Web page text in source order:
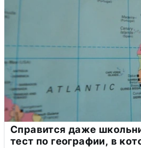
Справится даже
тест по географии, в